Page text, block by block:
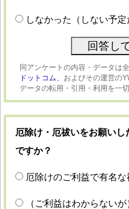
しなかった（しない予定
同アンケートの内容・データは
ドットコム、 およびその運営の
データの転用・引用・利用を一切
厄除け・厄祓いをお願い
ですか？
厄除けのご利益で有名
（ご利益はわからない